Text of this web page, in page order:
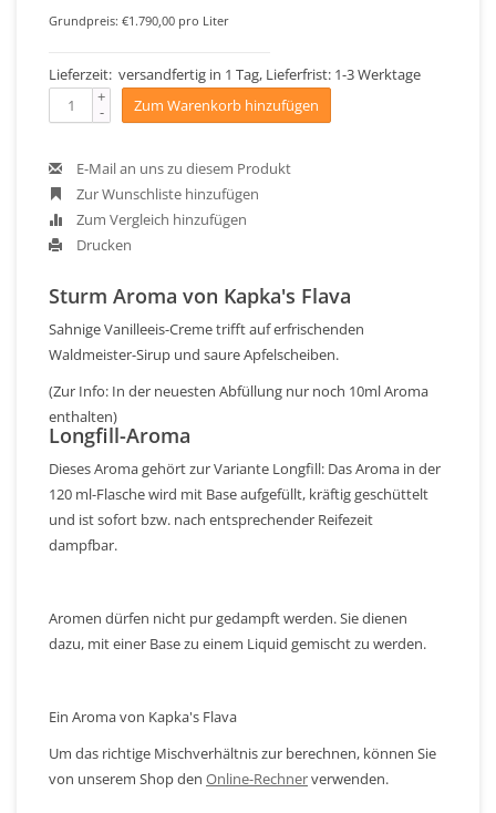
Grundpreis: €1.790,00 pro Liter
Lieferzeit: versandfertig in 1 Tag, Lieferfrist: 1-3 Werktage
+
- Zum Warenkorb hinzufügen
E-Mail an uns zu diesem Produkt
Zur Wunschliste hinzufügen
Zum Vergleich hinzufügen
Drucken
Sturm Aroma von Kapka's Flava
Sahnige Vanilleeis-Creme trifft auf erfrischenden
Waldmeister-Sirup und saure Apfelscheiben.
(Zur Info: In der neuesten Abfüllung nur noch 10ml Aroma
enthalten)
Longfill-Aroma
Dieses Aroma gehört zur Variante Longfill: Das Aroma in der
120 ml-Flasche wird mit Base aufgefüllt, kräftig geschüttelt
und ist sofort bzw. nach entsprechender Reifezeit
dampfbar.
Aromen dürfen nicht pur gedampft werden. Sie dienen
dazu, mit einer Base zu einem Liquid gemischt zu werden.
Ein Aroma von Kapka's Flava
Um das richtige Mischverhältnis zur berechnen, können Sie
von unserem Shop den Online-Rechnerverwenden.